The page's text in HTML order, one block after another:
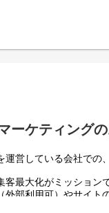
ーケティング
営している会社での
最大化がミッションで
部利用可）やサイ